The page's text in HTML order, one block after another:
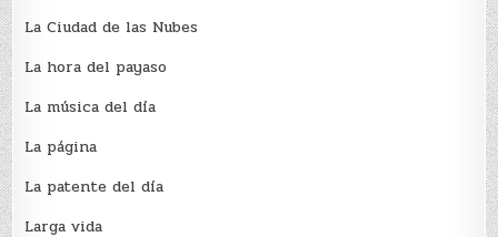
La Ciudad de las Nubes
La hora del payaso
La música del día
La página
La patente del día
Larga vida